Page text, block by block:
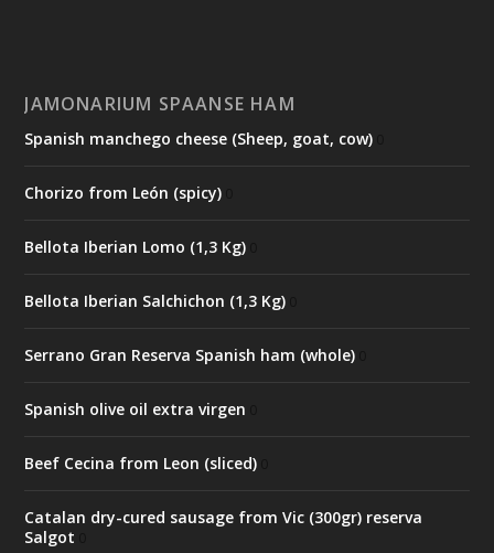
JAMONARIUM SPAANSE HAM
Spanish manchego cheese (Sheep, goat, cow)
Chorizo from León (spicy)
Bellota Iberian Lomo (1,3 Kg)
Bellota Iberian Salchichon (1,3 Kg)
Serrano Gran Reserva Spanish ham (whole)
Spanish olive oil extra virgen
Beef Cecina from Leon (sliced)
Catalan dry-cured sausage from Vic (300gr) reserva
Salgot